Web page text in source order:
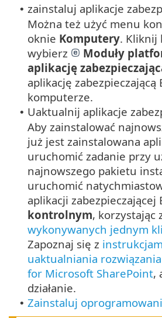
• zainstaluj aplikacje
Można też użyć menu
oknie Komputery. Kliknij
wybierz
Moduły
aplikację
aplikację zabezpieczającą
komputerze.
• Uaktualnij aplikacje
Aby zainstalować
już jest zainstalowana
uruchomić zadanie przy
najnowszego pakietu
uruchomić
aplikacji zabezpieczającej
kontrolnym, korzystając
wykonywanych jednym
Zapoznaj się z
uaktualniania rozwiązania
for Microsoft SharePoint,
działanie.
• Zainstaluj